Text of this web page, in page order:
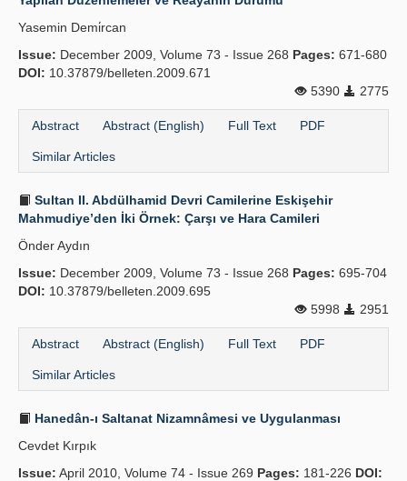
Yasemin Demi̇rcan
Issue: December 2009, Volume 73 - Issue 268 Pages: 671-680
DOI: 10.37879/belleten.2009.671
5390
2775
Abstract Abstract (English) Full Text PDF
Similar Articles
Sultan II. Abdülhamid Devri Camilerine Eskişehir
Mahmudiye’den İki Örnek: Çarşı ve Hara Camileri
Önder Aydın
Issue: December 2009, Volume 73 - Issue 268 Pages: 695-704
DOI: 10.37879/belleten.2009.695
5998
2951
Abstract Abstract (English) Full Text PDF
Similar Articles
Hanedân-ı Saltanat Nizamnâmesi ve Uygulanması
Cevdet Kırpık
Issue: April 2010, Volume 74 - Issue 269 Pages: 181-226 DOI: